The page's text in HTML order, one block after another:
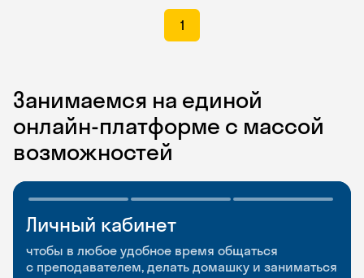
1
Занимаемся на единой
онлайн-платформе с массой
возможностей
Личный кабинет
чтобы в любое удобное время общаться
с преподавателем, делать домашку и заниматься
Мобильное
приложение
чтобы заниматься и изучать новые слова где
Разговорные клубы
и Talks
Групповые занятия для разговорной практики